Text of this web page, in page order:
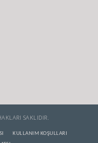
SAKLIDIR.
KULLANIM KOŞULLARI